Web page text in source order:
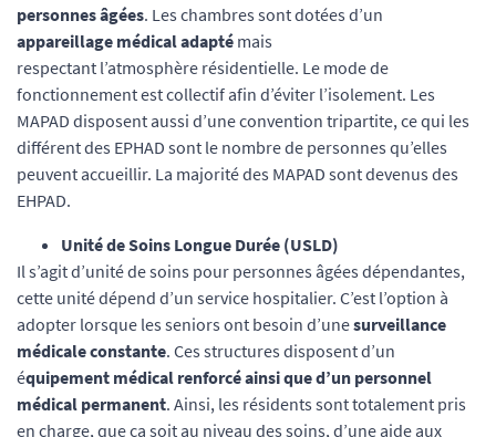
personnes âgées. Les chambres sont dotées d’un
appareillage médical adapté mais
respectant l’atmosphère résidentielle. Le mode de
fonctionnement est collectif afin d’éviter l’isolement. Les
MAPAD disposent aussi d’une convention tripartite, ce qui les
différent des EPHAD sont le nombre de personnes qu’elles
peuvent accueillir. La majorité des MAPAD sont devenus des
EHPAD.
Unité de Soins Longue Durée (USLD)
Il s’agit d’unité de soins pour personnes âgées dépendantes,
cette unité dépend d’un service hospitalier. C’est l’option à
adopter lorsque les seniors ont besoin d’unesurveillance
médicale constante. Ces structures disposent d’un
équipement médical renforcé ainsi que d’un personnel
médical permanent. Ainsi, les résidents sont totalement pris
en charge, que ça soit au niveau des soins, d’une aide aux